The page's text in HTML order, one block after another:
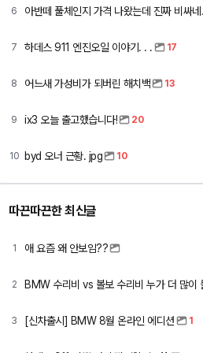
6
7 하데스 911 엔진오일 이야기. . . 17
8 어느새 가성비가 되버린 해치백 13
9 ix3 오늘 출고했습니다! 20
10 byd 오너 근황. jpg 10
따끈따끈한 최신글
1 애 요즘 왜 안보임??
2
3 [신차출시] BMW 8월 온라인 에디션 1